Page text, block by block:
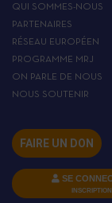
QUI SOMMES-NOUS
PARTENAIRES
RÉSEAU EUROPÉEN
PROGRAMME MRJ
ON PARLE DE NOUS
NOUS SOUTENIR
FAIRE UN DON
SE
INSCRIPTION